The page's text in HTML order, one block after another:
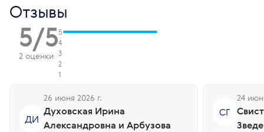
Отзывы
5/5
2 оценки
5
4
3
2
1
ДИ
26 июня 2026 г.
Духовская Ирина
Александровна и Арбузова
СГ
24